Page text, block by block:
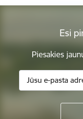
Esi
Piesakies